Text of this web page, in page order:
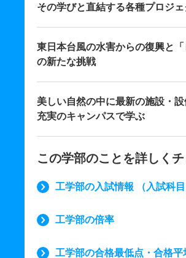
その学びと直結する各種プロジェ
東日本台風の水害からの復興と「
の新たな挑戦
美しい自然の中に最新の施設・
充実のキャンパスで学ぶ
この学部のことを詳しく
工学部の入試情報 （入試科目
工学部の倍率
工学部の合格最低点・合格平